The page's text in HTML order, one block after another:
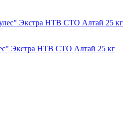
Экстра НТВ СТО Алтай 25 кг